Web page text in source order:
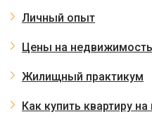
Личный опыт
Цены на недвижимость
Жилищный практикум
Как купить квартиру